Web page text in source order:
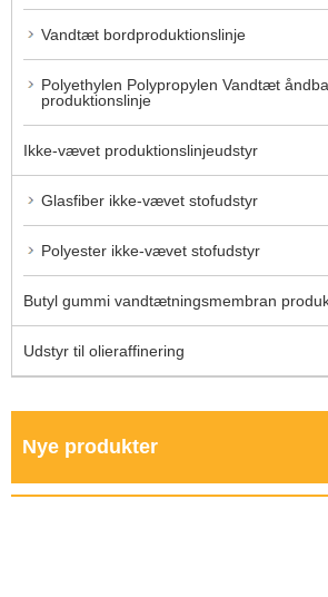
Vandtæt bordproduktionslinje
Polyethylen Polypropylen Vandtæt
produktionslinje
Ikke-vævet produktionslinjeudstyr
Glasfiber ikke-vævet stofudstyr
Polyester ikke-vævet stofudstyr
Butyl gummi vandtætningsmembran
Udstyr til olieraffinering
Nye produkter